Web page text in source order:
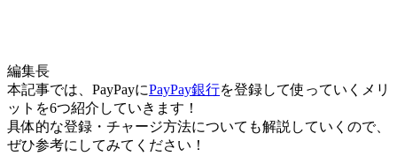
編集長
本記事では、PayPayにPayPay銀行を登録して使っていくメリ
ットを6つ紹介していきます！
具体的な登録・チャージ方法についても解説していくので、
ぜひ参考にしてみてください！